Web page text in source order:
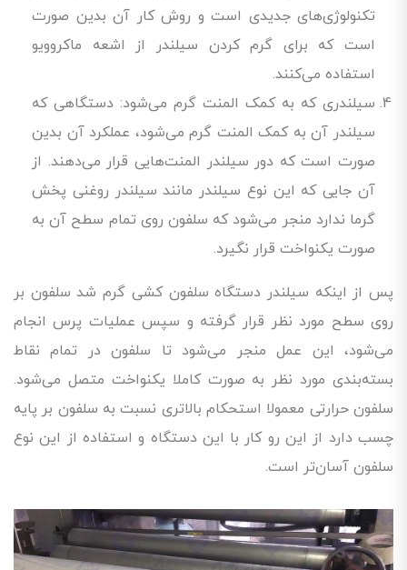
تکنولوژی‌های جدیدی است و روش کار آن بدین صورت
است که برای گرم کردن سیلندر از اشعه ماکروویو
استفاده می‌کنند.
سیلندری که به کمک المنت گرم می‌شود: دستگاهی که
سیلندر آن به کمک المنت گرم می‌شود، عملکرد آن بدین
صورت است که دور سیلندر المنت‌هایی قرار می‌دهند. از
آن‌ جایی که این نوع سیلندر مانند سیلندر روغنی پخش
گرما ندارد منجر می‌شود که سلفون روی تمام سطح آن به
صورت یکنواخت قرار نگیرد.
پس از اینکه سیلندر دستگاه‌ سلفون کشی گرم شد سلفون بر
روی سطح مورد نظر قرار گرفته و سپس عملیات پرس انجام
می‌شود، این عمل منجر می‌شود تا سلفون در تمام نقاط
بسته‌بندی مورد نظر به صورت کاملا یکنواخت متصل می‌شود.
سلفون حرارتی معمولا استحکام بالاتری نسبت به سلفون بر پایه
چسب دارد از این رو کار با این دستگاه و استفاده از این نوع
سلفون آسان‌تر است.